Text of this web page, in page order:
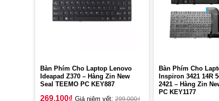
Bàn Phím Cho Laptop Lenovo
Ideapad Z370 – Hàng Zin New
Seal TEEMO PC KEY887
269.100₫ Giá niêm yết: 299.000₫
Bàn Phím Cho
Inspiron 3421 14R
2421 – Hàng Zin
PC KEY1177